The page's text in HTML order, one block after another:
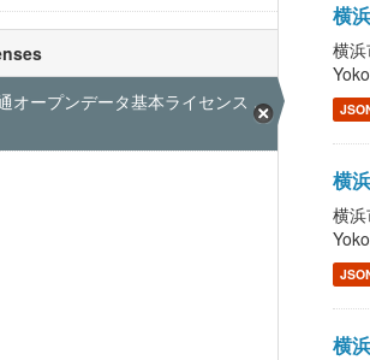
オープンデータ基本ライセンス ...
横
横
横
横
横